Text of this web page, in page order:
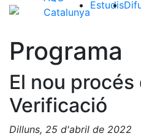
Catalunya
Estudis
Programa
El nou procés
Verificació
Dilluns, 25 d'abril de 2022